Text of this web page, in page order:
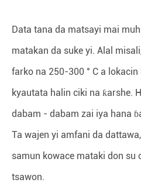
Data tana da matsayi mai
matakan da suke yi. Alal
farko na 250-300 ° C a
kyautata halin ciki na ƙarshe.
dabam - dabam zai iya hana
Ta wajen yi amfani da
samun kowace mataki don su
tsawon.